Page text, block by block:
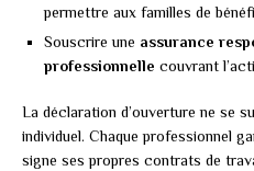
permettre aux familles de
Souscrire une assurance
professionnelle couvrant
La déclaration d’ouverture ne se
individuel. Chaque professionnel
signe ses propres contrats de